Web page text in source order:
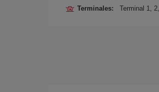
Terminales: Terminal 1,